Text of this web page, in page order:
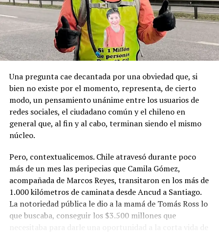
sanciones políticas posteriores.
el capitán Juan Guillermos y 23 tripulantes a bordo de la
Goleta de Guerra Ancud de la Armada tomaron posesión
de estas tierras patagónicas donde izaron la bandera
nacional declarando este territorio como parte de Chile.
Una pregunta cae decantada por una obviedad que, si
bien no existe por el momento, representa, de cierto
modo, un pensamiento unánime entre los usuarios de
redes sociales, el ciudadano común y el chileno en
general que, al fin y al cabo, terminan siendo el mismo
núcleo.
Pero, contextualicemos. Chile atravesó durante poco
más de un mes las peripecias que Camila Gómez,
acompañada de Marcos Reyes, transitaron en los más de
1.000 kilómetros de caminata desde Ancud a Santiago.
La notoriedad pública le dio a la mamá de Tomás Ross lo
que buscaba, conseguir los $3.500 millones que
necesitaba para darle una oportunidad a la corta vida de